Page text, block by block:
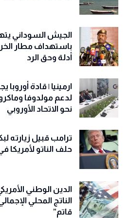
الجيش السوداني
باستهداف مطار
أدلة وحق الرد
ارمينيا | قادة
لدعم مولدوفا
نحو الاتحاد الأوروبي
ترامب قبيل زيارته
حلف الناتو لأمريكا
الناتج المحلي
قاتم”